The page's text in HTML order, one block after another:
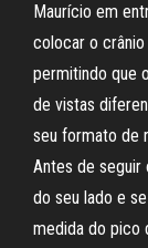
Maurício em
colocar o
permitindo que
de vistas
seu formato de
Antes de seguir
do seu lado e
medida do pico